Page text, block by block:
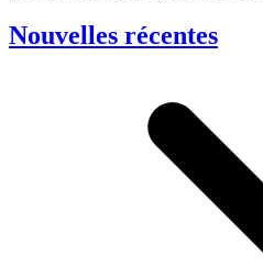
Nouvelles récentes